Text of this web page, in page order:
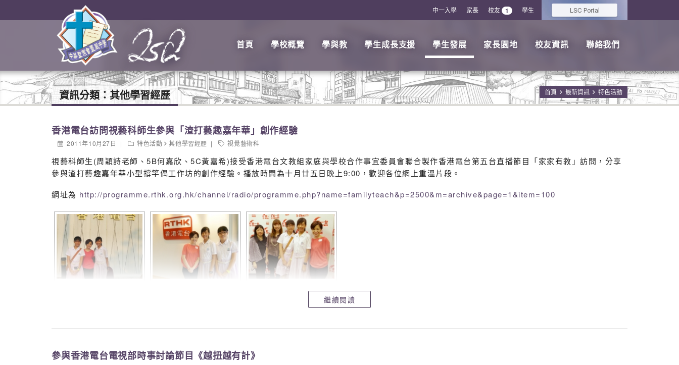
中一入學 家長 校友 1 學生 LSC Portal
首頁 學校概覽 學與教 學生成長支援 學生發展 家長園地 校友資訊 聯絡我們
首頁 最新資訊 特色活動
資訊分類： 其他學習經歷
香港電台訪問視藝科師生參與「渣打藝趣嘉年華」創作經驗
2011年10月27日 特色活動 其他學習經歷 視覺藝術科
視藝科師生(周穎詩老師、5B何嘉欣、5C黃嘉希)接受香港電台文教組家庭與學校合作事宜委員會聯合製作香港電台第五台直播節目「家家有教」訪問，分享
參與渣打藝趣嘉年華小型撐竿偶工作坊的創作經驗。播放時間為十月廿五日晚上9:00，歡迎各位網上重溫片段。
網址為 http://programme.rthk.org.hk/channel/radio/programme.php?name=familyteach&p=2500&m=archive&page=1&item=100
繼續閱讀
參與香港電台電視部時事討論節目《越扭越有計》